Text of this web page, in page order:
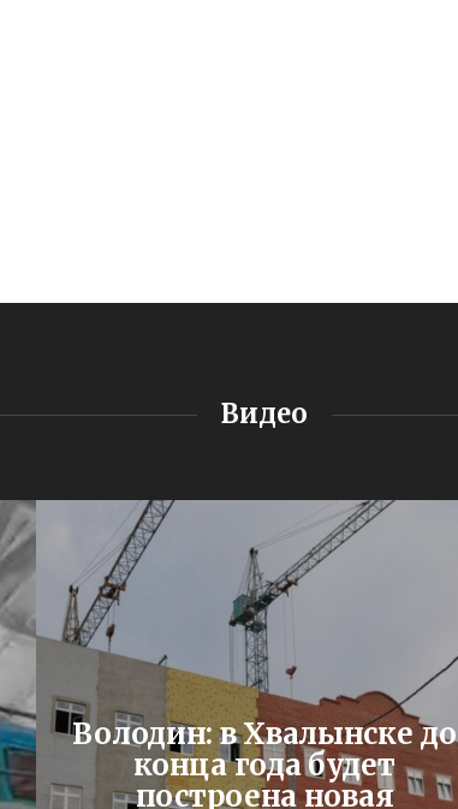
Видео
Володин: в Хвалынске до
конца года будет
построена новая